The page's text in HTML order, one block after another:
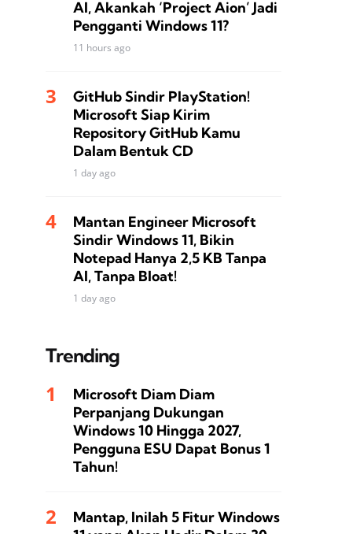
AI, Akankah ‘Project Aion’ Jadi
Pengganti Windows 11?
11 hours ago
GitHub Sindir PlayStation!
Microsoft Siap Kirim
Repository GitHub Kamu
Dalam Bentuk CD
1 day ago
Mantan Engineer Microsoft
Sindir Windows 11, Bikin
Notepad Hanya 2,5 KB Tanpa
AI, Tanpa Bloat!
1 day ago
Trending
Microsoft Diam Diam
Perpanjang Dukungan
Windows 10 Hingga 2027,
Pengguna ESU Dapat Bonus 1
Tahun!
Mantap, Inilah 5 Fitur Windows